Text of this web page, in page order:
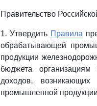
Правительство
1. Утвердить Правила
обрабатывающей
продукции
бюджета
доходов,
промышленной